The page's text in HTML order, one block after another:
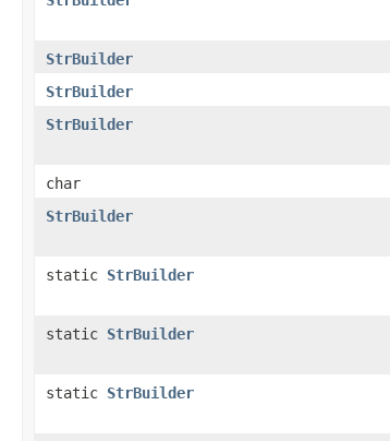
StrBuilder
StrBuilder
StrBuilder
char
StrBuilder
static StrBuilder
static StrBuilder
static StrBuilder